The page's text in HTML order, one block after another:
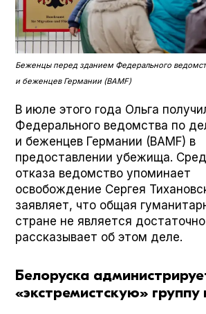
Беженцы перед зданием Федерального
и беженцев Германии (BAMF)
В июле этого года Ольга
Федерального ведомства по
и беженцев Германии (BAMF) в
предоставлении убежища.
отказа ведомство упоминает
освобождение Сергея
заявляет, что общая
стране не является
рассказывает об этом деле.
Белоруска
«экстремистскую» группу